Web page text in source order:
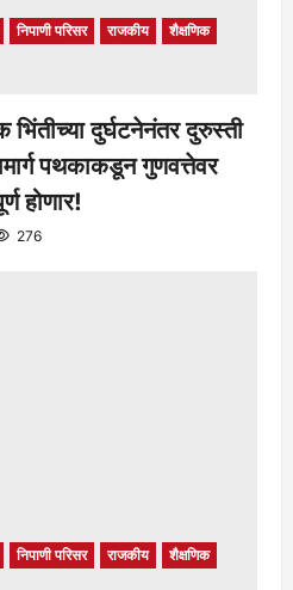
निपाणी परिसर राजकीय
शैक्षणिक
भिंतीच्या दुर्घटनेनंतर दुरुस्ती
पथकाकडून गुणवत्तेवर
होणार!
276
निपाणी परिसर राजकीय
शैक्षणिक